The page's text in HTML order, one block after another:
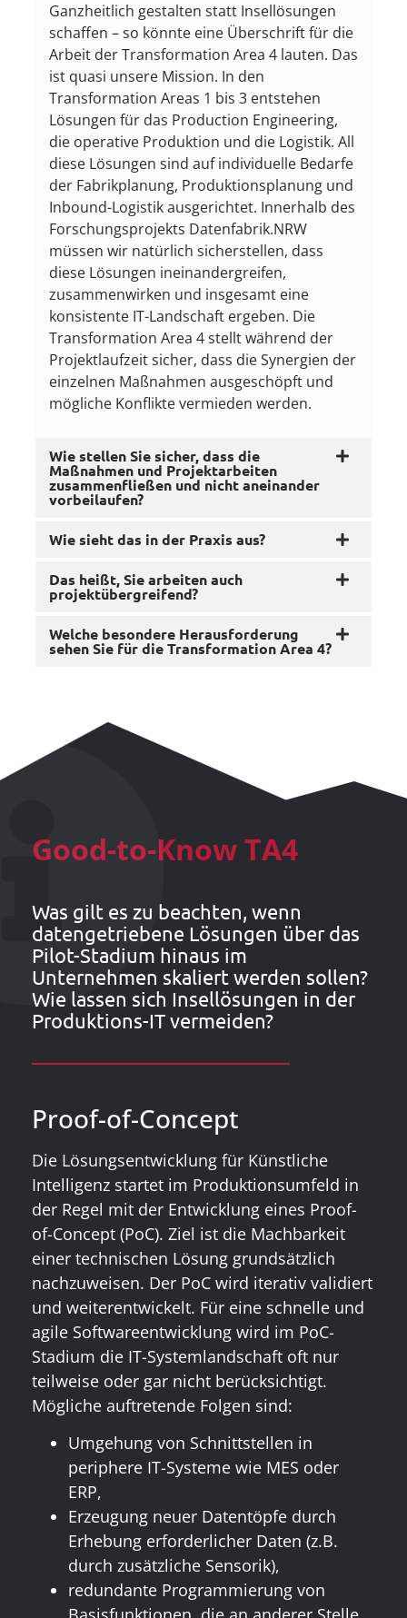
Ganzheitlich gestalten statt Insellösungen
schaffen – so könnte eine Überschrift für die
Arbeit der Transformation Area 4 lauten. Das
ist quasi unsere Mission. In den
Transformation Areas 1 bis 3 entstehen
Lösungen für das Production Engineering,
die operative Produktion und die Logistik. All
diese Lösungen sind auf individuelle Bedarfe
der Fabrikplanung, Produktionsplanung und
Inbound-Logistik ausgerichtet. Innerhalb des
Forschungsprojekts Datenfabrik.NRW
müssen wir natürlich sicherstellen, dass
diese Lösungen ineinandergreifen,
zusammenwirken und insgesamt eine
konsistente IT-Landschaft ergeben. Die
Transformation Area 4 stellt während der
Projektlaufzeit sicher, dass die Synergien der
einzelnen Maßnahmen ausgeschöpft und
mögliche Konflikte vermieden werden.
Wie stellen Sie sicher, dass die
Maßnahmen und Projektarbeiten
zusammenfließen und nicht aneinander
vorbeilaufen?
Wie sieht das in der Praxis aus?
Das heißt, Sie arbeiten auch
projektübergreifend?
Welche besondere Herausforderung
sehen Sie für die Transformation Area 4?
Good-to-Know TA4
Was gilt es zu beachten, wenn
datengetriebene Lösungen über das
Pilot-Stadium hinaus im
Unternehmen skaliert werden sollen?
Wie lassen sich Insellösungen in der
Produktions-IT vermeiden?
Proof-of-Concept
Die Lösungsentwicklung für Künstliche
Intelligenz startet im Produktionsumfeld in
der Regel mit der Entwicklung eines Proof-
of-Concept (PoC). Ziel ist die Machbarkeit
einer technischen Lösung grundsätzlich
nachzuweisen. Der PoC wird iterativ validiert
und weiterentwickelt. Für eine schnelle und
agile Softwareentwicklung wird im PoC-
Stadium die IT-Systemlandschaft oft nur
teilweise oder gar nicht berücksichtigt.
Mögliche auftretende Folgen sind:
Umgehung von Schnittstellen in
periphere IT-Systeme wie MES oder
ERP,
Erzeugung neuer Datentöpfe durch
Erhebung erforderlicher Daten (z.B.
durch zusätzliche Sensorik),
redundante Programmierung von